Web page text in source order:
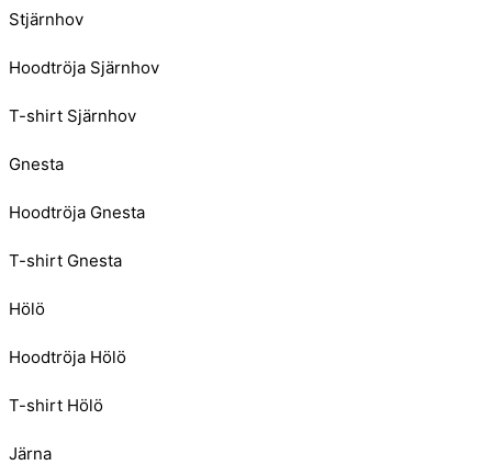
Stjärnhov
Hoodtröja Sjärnhov
T-shirt Sjärnhov
Gnesta
Hoodtröja Gnesta
T-shirt Gnesta
Hölö
Hoodtröja Hölö
T-shirt Hölö
Järna